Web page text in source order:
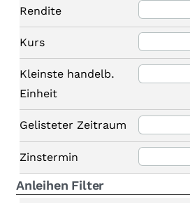
Rendite
Kurs
Kleinste handelb.
Einheit
Gelisteter Zeitraum
Zinstermin
Anleihen Filter